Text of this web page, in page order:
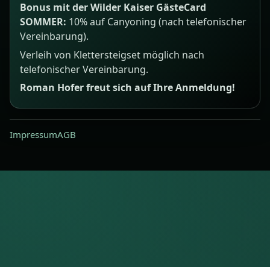
Bonus mit der Wilder Kaiser GästeCard
SOMMER: 10% auf Canyoning (nach telefonischer
Vereinbarung).
Verleih von Klettersteigset möglich nach
telefonischer Vereinbarung.
Roman Hofer freut sich auf Ihre Anmeldung!
ImpressumAGB